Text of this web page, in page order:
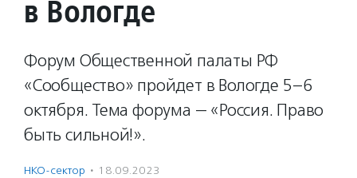
в Вологде
Форум Общественной палаты РФ
«Сообщество» пройдет в Вологде 5–6
октября. Тема форума — «Россия. Право
быть сильной!».
НКО-сектор · 18.09.2023